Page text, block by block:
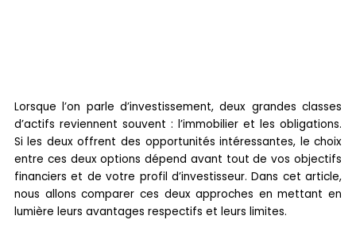
Lorsque l’on parle d’investissement, deux grandes classes
d’actifs reviennent souvent : l’immobilier et les obligations.
Si les deux offrent des opportunités intéressantes, le choix
entre ces deux options dépend avant tout de vos objectifs
financiers et de votre profil d’investisseur. Dans cet article,
nous allons comparer ces deux approches en mettant en
lumière leurs avantages respectifs et leurs limites.